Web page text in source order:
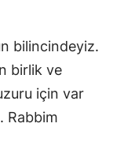
bilincindeyiz.
birlik ve
için var
Rabbim